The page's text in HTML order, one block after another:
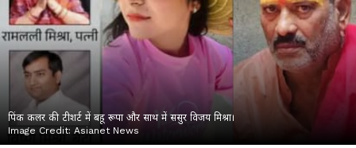
पिंक कलर की टीशर्ट में बहू रूपा और साथ में ससुर विजय मिश्रा।
Image Credit: Asianet News